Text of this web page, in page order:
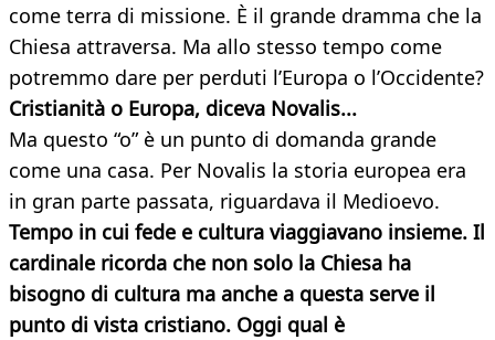
come terra di missione. È il grande dramma che la
Chiesa attraversa. Ma allo stesso tempo come
potremmo dare per perduti l’Europa o l’Occidente?
Cristianità o Europa, diceva Novalis...
Ma questo “o” è un punto di domanda grande
come una casa. Per Novalis la storia europea era
in gran parte passata, riguardava il Medioevo.
Tempo in cui fede e cultura viaggiavano insieme. Il
cardinale ricorda che non solo la Chiesa ha
bisogno di cultura ma anche a questa serve il
punto di vista cristiano. Oggi qual è